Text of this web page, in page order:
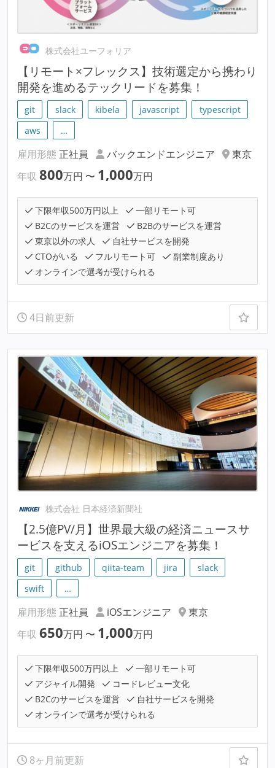
株式会社ユーフォリア
【リモート×フレックス】技術選定から携わり
開発を進めるテックリードを募集！
git slack kibela javascript
typescript
aws
…
雇用形態 正社員 バックエンドエンジニア
東京
年収 800万円 〜 1,000万円
下限年収500万円以上
一部リモート可
B2Cのサービスを運営
B2Bのサービスを運営
東京以外の求人
自社サービスを開発
CTOがいる
フルリモート可
副業制度あり
オンラインで選考が受けられる
4日前更新
株式会社 日本経済新聞社
【2.5億PV/月】世界最大級の経済ニュースサ
ービスを支えるiOSエンジニアを募集！
git github qiita-team jira
slack
swift
…
雇用形態 正社員 iOSエンジニア
東京
年収 650万円 〜 1,000万円
下限年収500万円以上
一部リモート可
アジャイル開発
コードレビュー文化
B2Cのサービスを運営
自社サービスを開発
オンラインで選考が受けられる
8ヶ月前更新